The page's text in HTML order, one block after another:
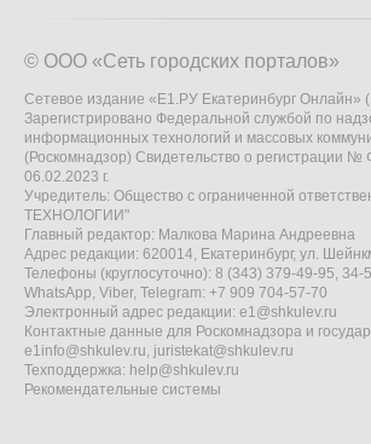
© ООО «Сеть городских порталов»
Сетевое издание «Е1.РУ Екатеринбург Онлайн»
Зарегистрировано Федеральной службой по
информационных технологий и массовых
(Роскомнадзор) Свидетельство о регистрации №
06.02.2023 г.
Учредитель: Общество с ограниченной
ТЕХНОЛОГИИ"
Главный редактор: Малкова Марина Андреевна
Адрес редакции: 620014, Екатеринбург, ул.
Телефоны (круглосуточно): 8 (343) 379-49-95, 34-
WhatsApp, Viber, Telegram: +7 909 704-57-70
Электронный адрес редакции: e1@shkulev.ru
Контактные данные для Роскомнадзора и
e1info@shkulev.ru, juristekat@shkulev.ru
Техподдержка: help@shkulev.ru
Рекомендательные системы